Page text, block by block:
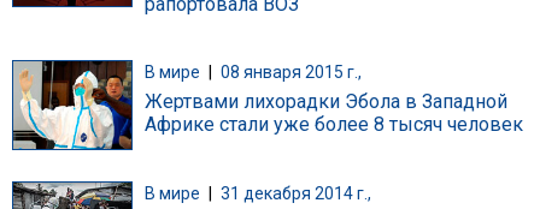
В мире 08 января 2015 г.,
Жертвами лихорадки Эбола в Западной
Африке стали уже более 8 тысяч человек
В мире | 31 декабря 2014 г.,